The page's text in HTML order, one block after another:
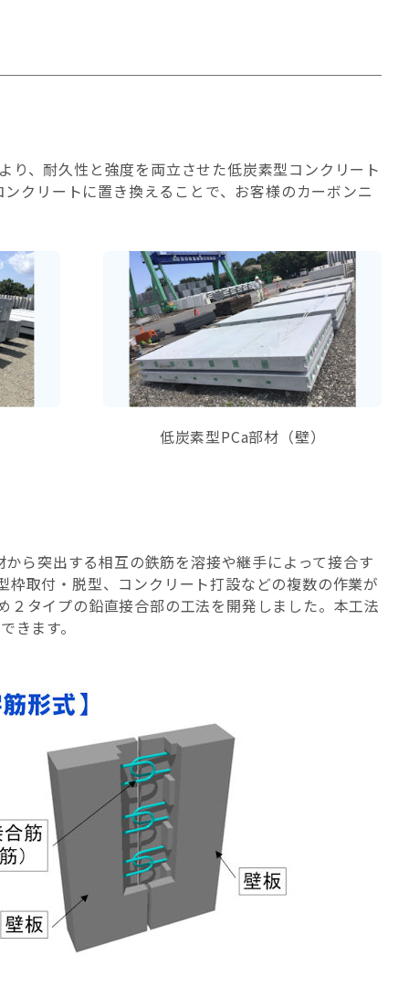
、耐久性と強度を両立させた低炭素型コンクリート
クリートに置き換えることで、お客様のカーボンニ
低炭素型PCa部材（壁）
ら突出する相互の鉄筋を溶接や継手によって接合す
取付・脱型、コンクリート打設などの複数の作業が
タイプの鉛直接合部の工法を開発しました。本工法
きます。